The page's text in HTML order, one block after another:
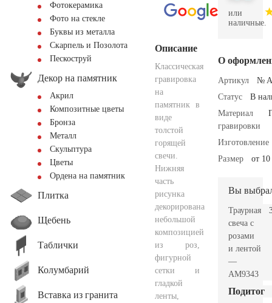
Фотокерамика
Фото на стекле
Буквы из металла
Скарпель и Позолота
Пескоструй
Декор на памятник
Акрил
Композитные цветы
Бронза
Металл
Скульптура
Цветы
Ордена на памятник
Плитка
Щебень
Таблички
Колумбарий
Вставка из гранита
Описание
Классическая
гравировка
на
памятник в
виде
толстой
горящей
свечи.
Нижняя
часть
рисунка
декорирована
небольшой
композицией
из роз,
фигурной
сетки и
гладкой
ленты,
или
наличные.
О
Артикул
№
Статус
В
Материал
гравировки
Изготовление
Размер
от
Вы
Траурная
свеча с
розами
и лентой
—
AM9343
Подитог